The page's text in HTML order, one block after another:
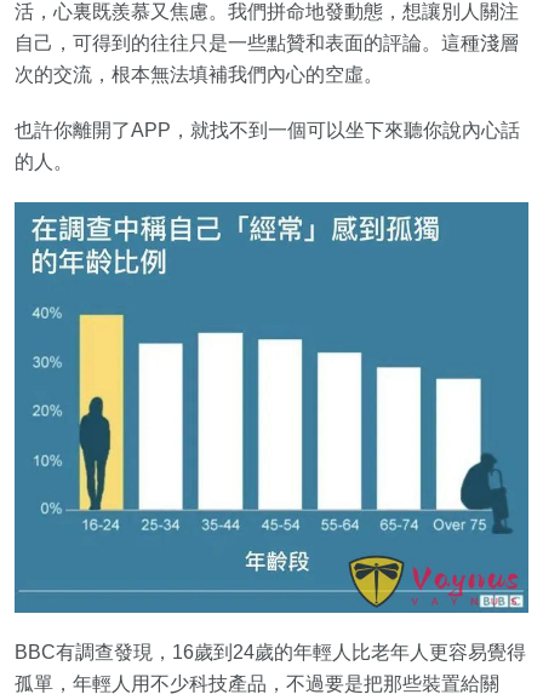
活，心裏既羨慕又焦慮。我們拼命地發動態，想讓別人關注
自己，可得到的往往只是一些點贊和表面的評論。這種淺層
次的交流，根本無法填補我們內心的空虛。
也許你離開了APP，就找不到一個可以坐下來聽你說內心話
的人。
BBC有調查發現，16歲到24歲的年輕人比老年人更容易覺得
孤單，年輕人用不少科技產品，不過要是把那些裝置給關